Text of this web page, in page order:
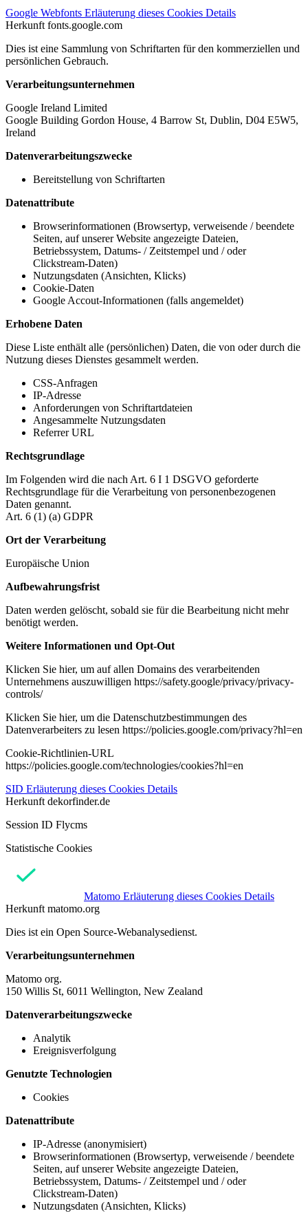
Google Webfonts Erläuterung dieses Cookies Details
Herkunft fonts.google.com
Dies ist eine Sammlung von Schriftarten für den kommerziellen und
persönlichen Gebrauch.
Verarbeitungsunternehmen
Google Ireland Limited
Google Building Gordon House, 4 Barrow St, Dublin, D04 E5W5,
Ireland
Datenverarbeitungszwecke
Bereitstellung von Schriftarten
Datenattribute
Browserinformationen (Browsertyp, verweisende / beendete
Seiten, auf unserer Website angezeigte Dateien,
Betriebssystem, Datums- / Zeitstempel und / oder
Clickstream-Daten)
Nutzungsdaten (Ansichten, Klicks)
Cookie-Daten
Google Accout-Informationen (falls angemeldet)
Erhobene Daten
Diese Liste enthält alle (persönlichen) Daten, die von oder durch die
Nutzung dieses Dienstes gesammelt werden.
CSS-Anfragen
IP-Adresse
Anforderungen von Schriftartdateien
Angesammelte Nutzungsdaten
Referrer URL
Rechtsgrundlage
Im Folgenden wird die nach Art. 6 I 1 DSGVO geforderte
Rechtsgrundlage für die Verarbeitung von personenbezogenen
Daten genannt.
Art. 6 (1) (a) GDPR
Ort der Verarbeitung
Europäische Union
Aufbewahrungsfrist
Daten werden gelöscht, sobald sie für die Bearbeitung nicht mehr
benötigt werden.
Weitere Informationen und Opt-Out
Klicken Sie hier, um auf allen Domains des verarbeitenden
Unternehmens auszuwilligen https://safety.google/privacy/privacy-
controls/
Klicken Sie hier, um die Datenschutzbestimmungen des
Datenverarbeiters zu lesen https://policies.google.com/privacy?hl=en
Cookie-Richtlinien-URL
https://policies.google.com/technologies/cookies?hl=en
SID Erläuterung dieses Cookies Details
Herkunft dekorfinder.de
Session ID Flycms
Statistische Cookies
Matomo Erläuterung dieses Cookies Details
Herkunft matomo.org
Dies ist ein Open Source-Webanalysedienst.
Verarbeitungsunternehmen
Matomo org.
150 Willis St, 6011 Wellington, New Zealand
Datenverarbeitungszwecke
Analytik
Ereignisverfolgung
Genutzte Technologien
Cookies
Datenattribute
IP-Adresse (anonymisiert)
Browserinformationen (Browsertyp, verweisende / beendete
Seiten, auf unserer Website angezeigte Dateien,
Betriebssystem, Datums- / Zeitstempel und / oder
Clickstream-Daten)
Nutzungsdaten (Ansichten, Klicks)